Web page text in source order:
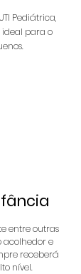
Pediátrica,
para o
entre outras
acolhedor e
receberá
nível.